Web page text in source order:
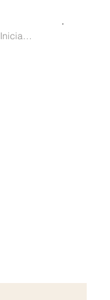
Iniciar sesión